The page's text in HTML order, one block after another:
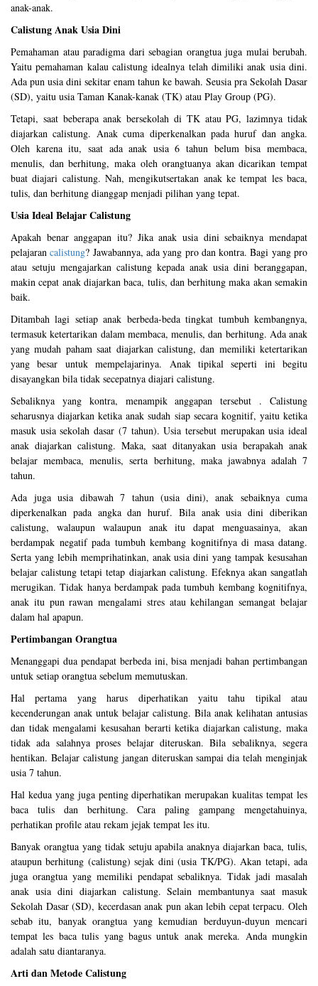
anak-anak.
Calistung Anak Usia Dini
Pemahaman atau paradigma dari sebagian orangtua juga mulai berubah.
Yaitu pemahaman kalau calistung idealnya telah dimiliki anak usia dini.
Ada pun usia dini sekitar enam tahun ke bawah. Seusia pra Sekolah Dasar
(SD), yaitu usia Taman Kanak-kanak (TK) atau Play Group (PG).
Tetapi, saat beberapa anak bersekolah di TK atau PG, lazimnya tidak
diajarkan calistung. Anak cuma diperkenalkan pada huruf dan angka.
Oleh karena itu, saat ada anak usia 6 tahun belum bisa membaca,
menulis, dan berhitung, maka oleh orangtuanya akan dicarikan tempat
buat diajari calistung. Nah, mengikutsertakan anak ke tempat les baca,
tulis, dan berhitung dianggap menjadi pilihan yang tepat.
Usia Ideal Belajar Calistung
Apakah benar anggapan itu? Jika anak usia dini sebaiknya mendapat
pelajarancalistung? Jawabannya, ada yang pro dan kontra. Bagi yang pro
atau setuju mengajarkan calistung kepada anak usia dini beranggapan,
makin cepat anak diajarkan baca, tulis, dan berhitung maka akan semakin
baik.
Ditambah lagi setiap anak berbeda-beda tingkat tumbuh kembangnya,
termasuk ketertarikan dalam membaca, menulis, dan berhitung. Ada anak
yang mudah paham saat diajarkan calistung, dan memiliki ketertarikan
yang besar untuk mempelajarinya. Anak tipikal seperti ini begitu
disayangkan bila tidak secepatnya diajari calistung.
Sebaliknya yang kontra, menampik anggapan tersebut . Calistung
seharusnya diajarkan ketika anak sudah siap secara kognitif, yaitu ketika
masuk usia sekolah dasar (7 tahun). Usia tersebut merupakan usia ideal
anak diajarkan calistung. Maka, saat ditanyakan usia berapakah anak
belajar membaca, menulis, serta berhitung, maka jawabnya adalah 7
tahun.
Ada juga usia dibawah 7 tahun (usia dini), anak sebaiknya cuma
diperkenalkan pada angka dan huruf. Bila anak usia dini diberikan
calistung, walaupun walaupun anak itu dapat menguasainya, akan
berdampak negatif pada tumbuh kembang kognitifnya di masa datang.
Serta yang lebih memprihatinkan, anak usia dini yang tampak kesusahan
belajar calistung tetapi tetap diajarkan calistung. Efeknya akan sangatlah
merugikan. Tidak hanya berdampak pada tumbuh kembang kognitifnya,
anak itu pun rawan mengalami stres atau kehilangan semangat belajar
dalam hal apapun.
Pertimbangan Orangtua
Menanggapi dua pendapat berbeda ini, bisa menjadi bahan pertimbangan
untuk setiap orangtua sebelum memutuskan.
Hal pertama yang harus diperhatikan yaitu tahu tipikal atau
kecenderungan anak untuk belajar calistung. Bila anak kelihatan antusias
dan tidak mengalami kesusahan berarti ketika diajarkan calistung, maka
tidak ada salahnya proses belajar diteruskan. Bila sebaliknya, segera
hentikan. Belajar calistung jangan diteruskan sampai dia telah menginjak
usia 7 tahun.
Hal kedua yang juga penting diperhatikan merupakan kualitas tempat les
baca tulis dan berhitung. Cara paling gampang mengetahuinya,
perhatikan profile atau rekam jejak tempat les itu.
Banyak orangtua yang tidak setuju apabila anaknya diajarkan baca, tulis,
ataupun berhitung (calistung) sejak dini (usia TK/PG). Akan tetapi, ada
juga orangtua yang memiliki pendapat sebaliknya. Tidak jadi masalah
anak usia dini diajarkan calistung. Selain membantunya saat masuk
Sekolah Dasar (SD), kecerdasan anak pun akan lebih cepat terpacu. Oleh
sebab itu, banyak orangtua yang kemudian berduyun-duyun mencari
tempat les baca tulis yang bagus untuk anak mereka. Anda mungkin
adalah satu diantaranya.
Arti dan Metode Calistung